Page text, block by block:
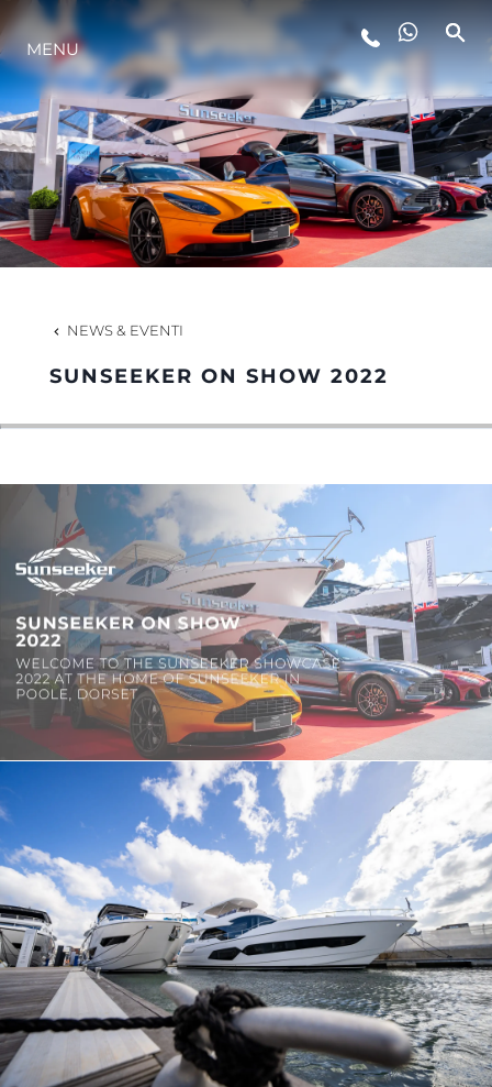
LIFESTYLE
INNOVAZIONE
L'AZIENDA
VALUTA LA TUA IMBARCAZIONE
MENU
NEWS & EVENTI
SUNSEEKER ON SHOW 2022